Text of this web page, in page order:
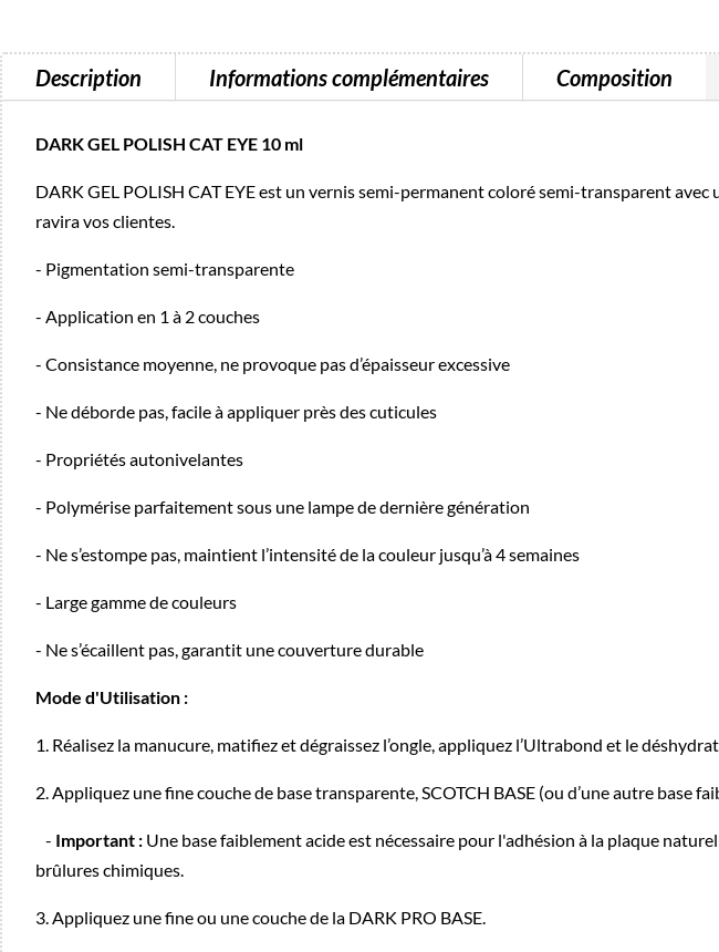
Description Informations complémentaires Composition
DARK GEL POLISH CAT EYE 10 ml
DARK GEL POLISH CAT EYE est un vernis semi-permanent coloré semi-transparent
ravira vos clientes.
- Pigmentation semi-transparente
- Application en 1 à 2 couches
- Consistance moyenne, ne provoque pas d’épaisseur excessive
- Ne déborde pas, facile à appliquer près des cuticules
- Propriétés autonivelantes
- Polymérise parfaitement sous une lampe de dernière génération
- Ne s’estompe pas, maintient l’intensité de la couleur jusqu’à 4 semaines
- Large gamme de couleurs
- Ne s’écaillent pas, garantit une couverture durable
Mode d'Utilisation :
1. Réalisez la manucure, matifiez et dégraissez l’ongle, appliquez l’Ultrabond et le
2. Appliquez une fine couche de base transparente, SCOTCH BASE (ou d’une autre base
- Important : Une base faiblement acide est nécessaire pour l'adhésion à la plaque
brûlures chimiques.
3. Appliquez une fine ou une couche de la DARK PRO BASE.